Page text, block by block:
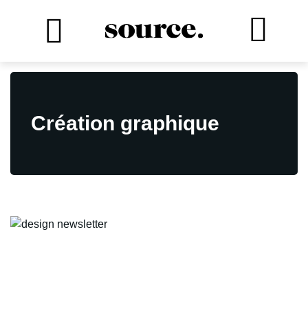
Création graphique